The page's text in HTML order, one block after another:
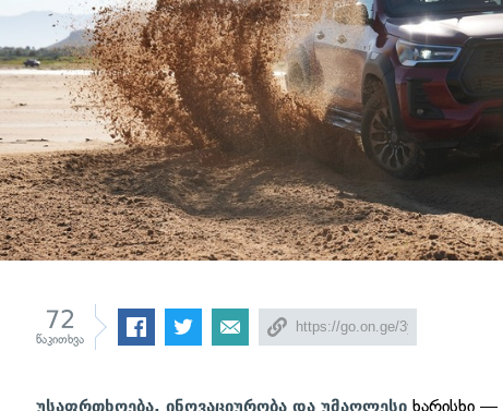
72
წაკითხვა
უსაფრთხოება, ინოვაციურობა და უმაღლესიხარისხი —